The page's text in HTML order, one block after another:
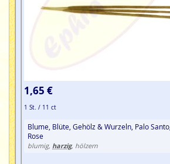
1,65 €
1 St. / 11 ct
Blume, Blüte, Gehölz & Wurzeln, Palo Santo,
Rose
blumig, harzig, hölzern